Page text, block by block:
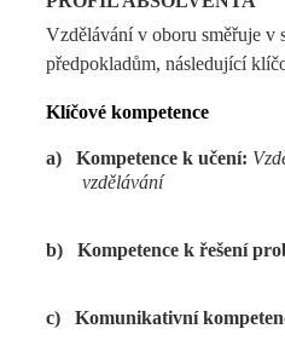
Vzdělávání v oboru směřuje v
předpokladům, následující
Klíčové kompetence
a) Kompetence k učení:
vzdělávání
b) Kompetence k řešení
c) Komunikativní